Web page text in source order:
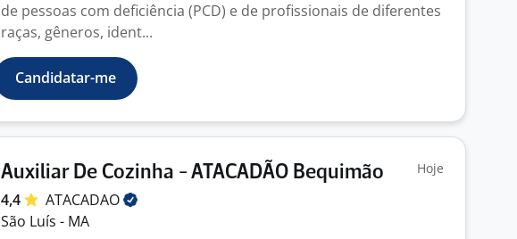
de pessoas com deficiência (PCD) e de profissionais de diferentes
raças, gêneros, ident...
Candidatar-me
Auxiliar De Cozinha - ATACADÃO Bequimão Hoje
4,4
ATACADAO
São Luís - MA